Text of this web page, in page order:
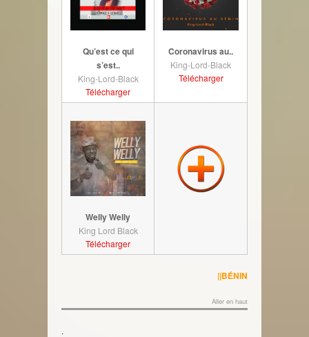
Qu’est ce qui
s’est..
King-Lord-Black
Télécharger
Coronavirus au..
King-Lord-Black
Télécharger
Welly Welly
King Lord Black
Télécharger
||BÉNIN
Aller en haut
.